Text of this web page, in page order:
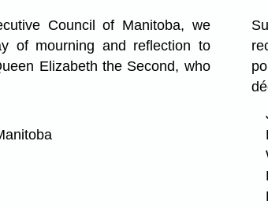
Council of Manitoba, we
of mourning and reflection to
Elizabeth the Second, who